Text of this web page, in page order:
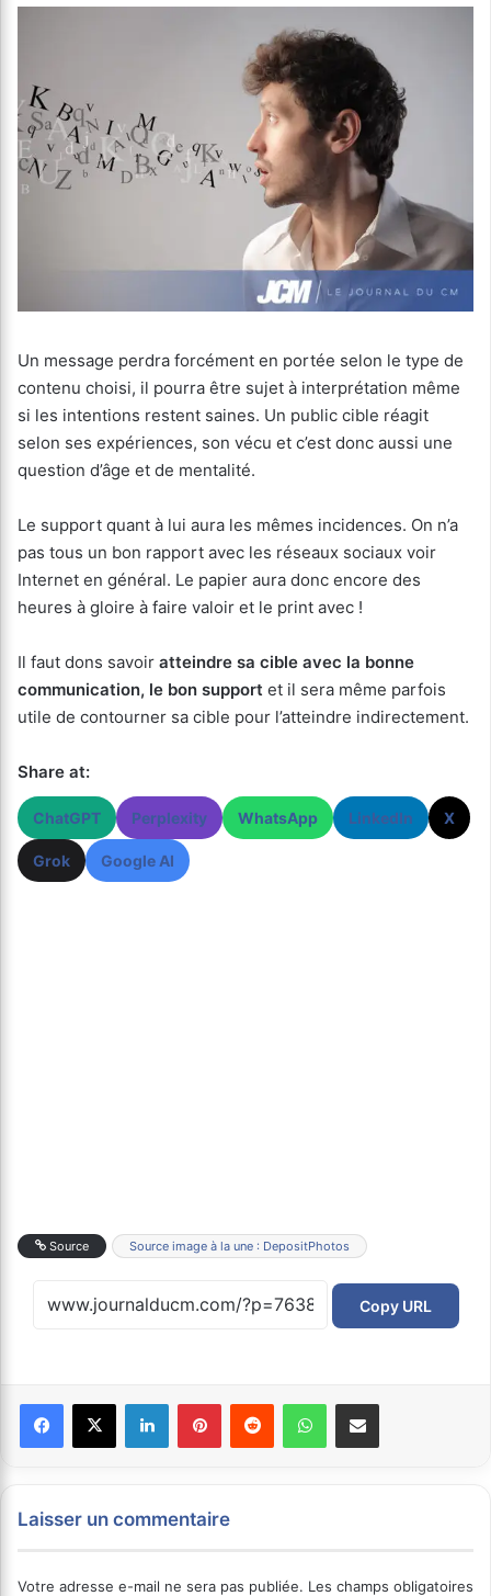
Un message perdra forcément en portée selon le type de
contenu choisi, il pourra être sujet à interprétation même
si les intentions restent saines. Un public cible réagit
selon ses expériences, son vécu et c’est donc aussi une
question d’âge et de mentalité.
Le support quant à lui aura les mêmes incidences. On n’a
pas tous un bon rapport avec les réseaux sociaux voir
Internet en général. Le papier aura donc encore des
heures à gloire à faire valoir et le print avec !
Il faut dons savoir atteindre sa cible avec la bonne
communication, le bon support et il sera même parfois
utile de contourner sa cible pour l’atteindre indirectement.
Share at:
ChatGPT Perplexity WhatsApp LinkedIn X
Grok Google AI
Source Source image à la une : DepositPhotos
Copy URL
Laisser un commentaire
Votre adresse e-mail ne sera pas publiée. Les champs obligatoires